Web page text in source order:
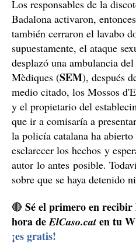
Los responsables de la
Badalona activaron,
también cerraron el lavabo
supuestamente, el ataque
desplazó una ambulancia
Mèdiques (SEM), después
medio citado, los Mossos
y el propietario del
que ir a comisaría a
la policía catalana ha abierto
esclarecer los hechos y
autor lo antes posible.
sobre que se haya detenido
🔴 Sé el primero en
hora deElCaso.cat en tu
¡es gratis!